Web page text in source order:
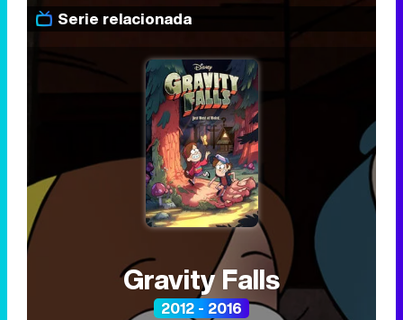
Serie relacionada
Gravity Falls
2012 - 2016